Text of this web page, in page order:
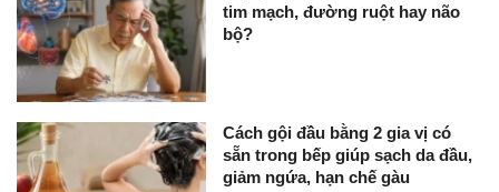
tim mạch, đường ruột hay não
bộ?
Cách gội đầu bằng 2 gia vị có
sẵn trong bếp giúp sạch da đầu,
giảm ngứa, hạn chế gàu